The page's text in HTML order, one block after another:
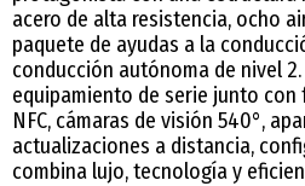
acero de alta resistencia, ocho
paquete de ayudas a la
conducción autónoma de nivel
equipamiento de serie junto
NFC, cámaras de visión 540°,
actualizaciones a distancia,
combina lujo, tecnología y